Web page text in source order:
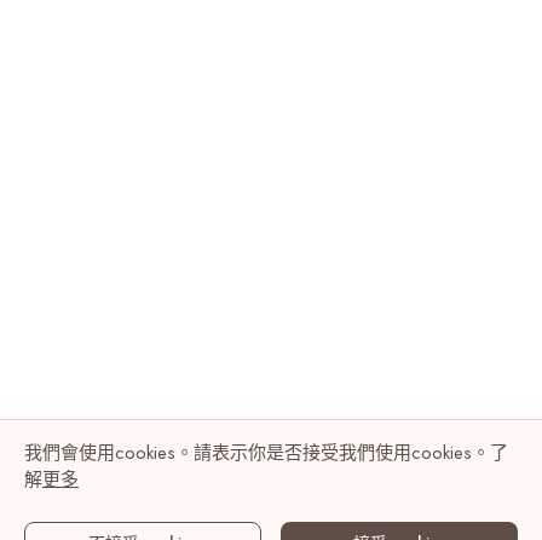
我們會使用cookies。請表示你是否接受我們使用cookies。了
解更多